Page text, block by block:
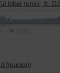
remix, ft. DJ Haley)
(reunion)